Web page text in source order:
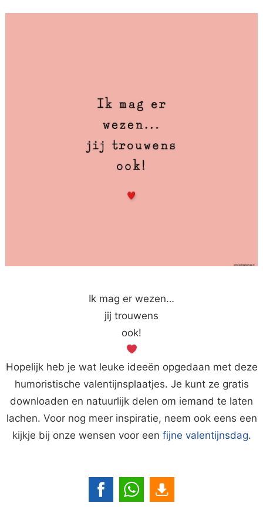
Ik mag er wezen…
jij trouwens
ook!
Hopelijk heb je wat leuke ideeën opgedaan met deze
humoristische valentijnsplaatjes. Je kunt ze gratis
downloaden en natuurlijk delen om iemand te laten
lachen. Voor nog meer inspiratie, neem ook eens een
kijkje bij onze wensen voor een fijne valentijnsdag.